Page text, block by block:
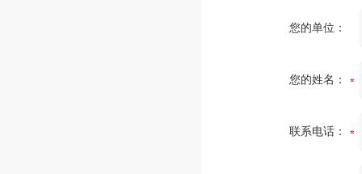
您的单位：
您的姓名：
联系电话：